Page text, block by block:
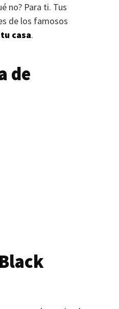
no? Para ti. Tus
de los famosos
casa.
de